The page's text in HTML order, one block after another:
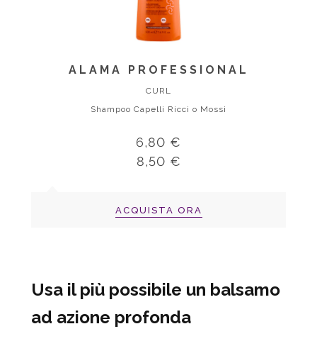
ALAMA PROFESSIONAL
CURL
Shampoo Capelli Ricci o Mossi
6,80 €
8,50 €
ACQUISTA ORA
Usa il più possibile un balsamo
ad azione profonda